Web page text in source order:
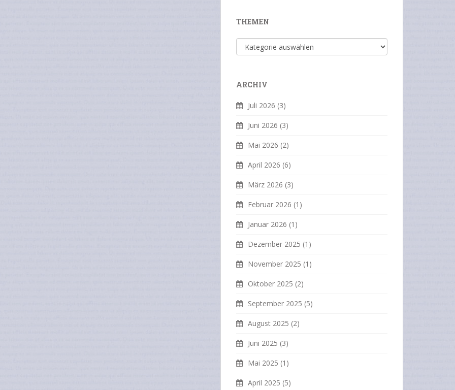
THEMEN
Themen
ARCHIV
Juli 2026 (3)
Juni 2026 (3)
Mai 2026 (2)
April 2026 (6)
März 2026 (3)
Februar 2026 (1)
Januar 2026 (1)
Dezember 2025 (1)
November 2025 (1)
Oktober 2025 (2)
September 2025 (5)
August 2025 (2)
Juni 2025 (3)
Mai 2025 (1)
April 2025 (5)